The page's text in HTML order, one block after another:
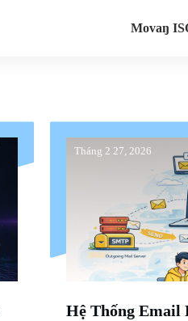
Movaŋ
Tháng 2 27, 2026
Hệ Thống Email